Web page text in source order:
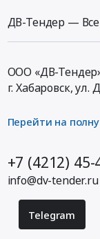
ДВ-Тендер —
ООО «ДВ-
г. Хабаровск,ул.
Перейти на
+7 (4212) 45-
info@dv-tender.ru
Telegram